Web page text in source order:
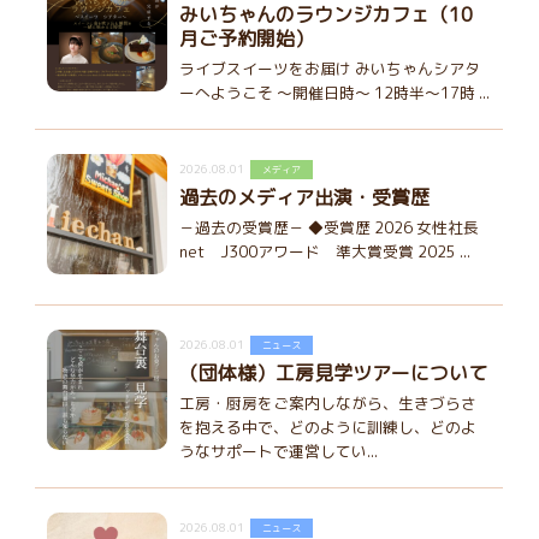
みいちゃんのラウンジカフェ（10
月ご予約開始）
ライブスイーツをお届け みいちゃんシアタ
ーへようこそ ～開催日時～ 12時半～17時 ...
2026.08.01 メディア
過去のメディア出演・受賞歴
－過去の受賞歴－ ◆受賞歴 2026 女性社長
net J300アワード 準大賞受賞 2025 ...
2026.08.01 ニュース
（団体様）工房見学ツアーについて
工房・厨房をご案内しながら、生きづらさ
を抱える中で、どのように訓練し、どのよ
うなサポートで運営してい...
2026.08.01 ニュース